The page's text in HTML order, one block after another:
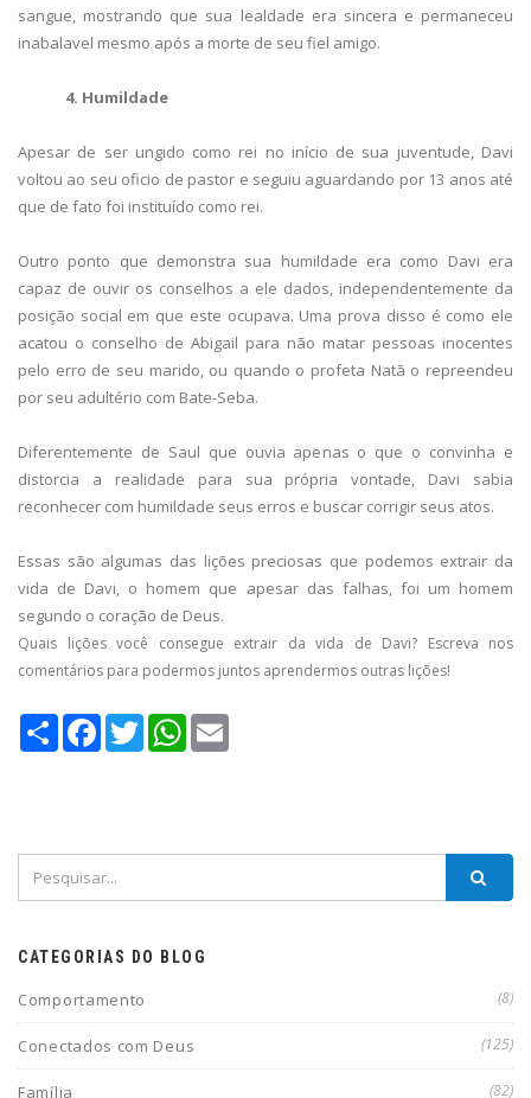
sangue, mostrando que sua lealdade era sincera e permaneceu
inabalavel mesmo após a morte de seu fiel amigo.
4. Humildade
Apesar de ser ungido como rei no início de sua juventude, Davi
voltou ao seu oficio de pastor e seguiu aguardando por 13 anos até
que de fato foi instituído como rei.
Outro ponto que demonstra sua humildade era como Davi era
capaz de ouvir os conselhos a ele dados, independentemente da
posição social em que este ocupava. Uma prova disso é como ele
acatou o conselho de Abigail para não matar pessoas inocentes
pelo erro de seu marido, ou quando o profeta Natã o repreendeu
por seu adultério com Bate-Seba.
Diferentemente de Saul que ouvia apenas o que o convinha e
distorcia a realidade para sua própria vontade, Davi sabia
reconhecer com humildade seus erros e buscar corrigir seus atos.
Essas são algumas das lições preciosas que podemos extrair da
vida de Davi, o homem que apesar das falhas, foi um homem
segundo o coração de Deus.
Quais lições você consegue extrair da vida de Davi? Escreva nos
comentários para podermos juntos aprendermos outras lições!
Compartilhe
FacebookTwitterWhatsApp
CATEGORIAS DO BLOG
Comportamento (8)
Conectados com Deus (125)
Família (82)